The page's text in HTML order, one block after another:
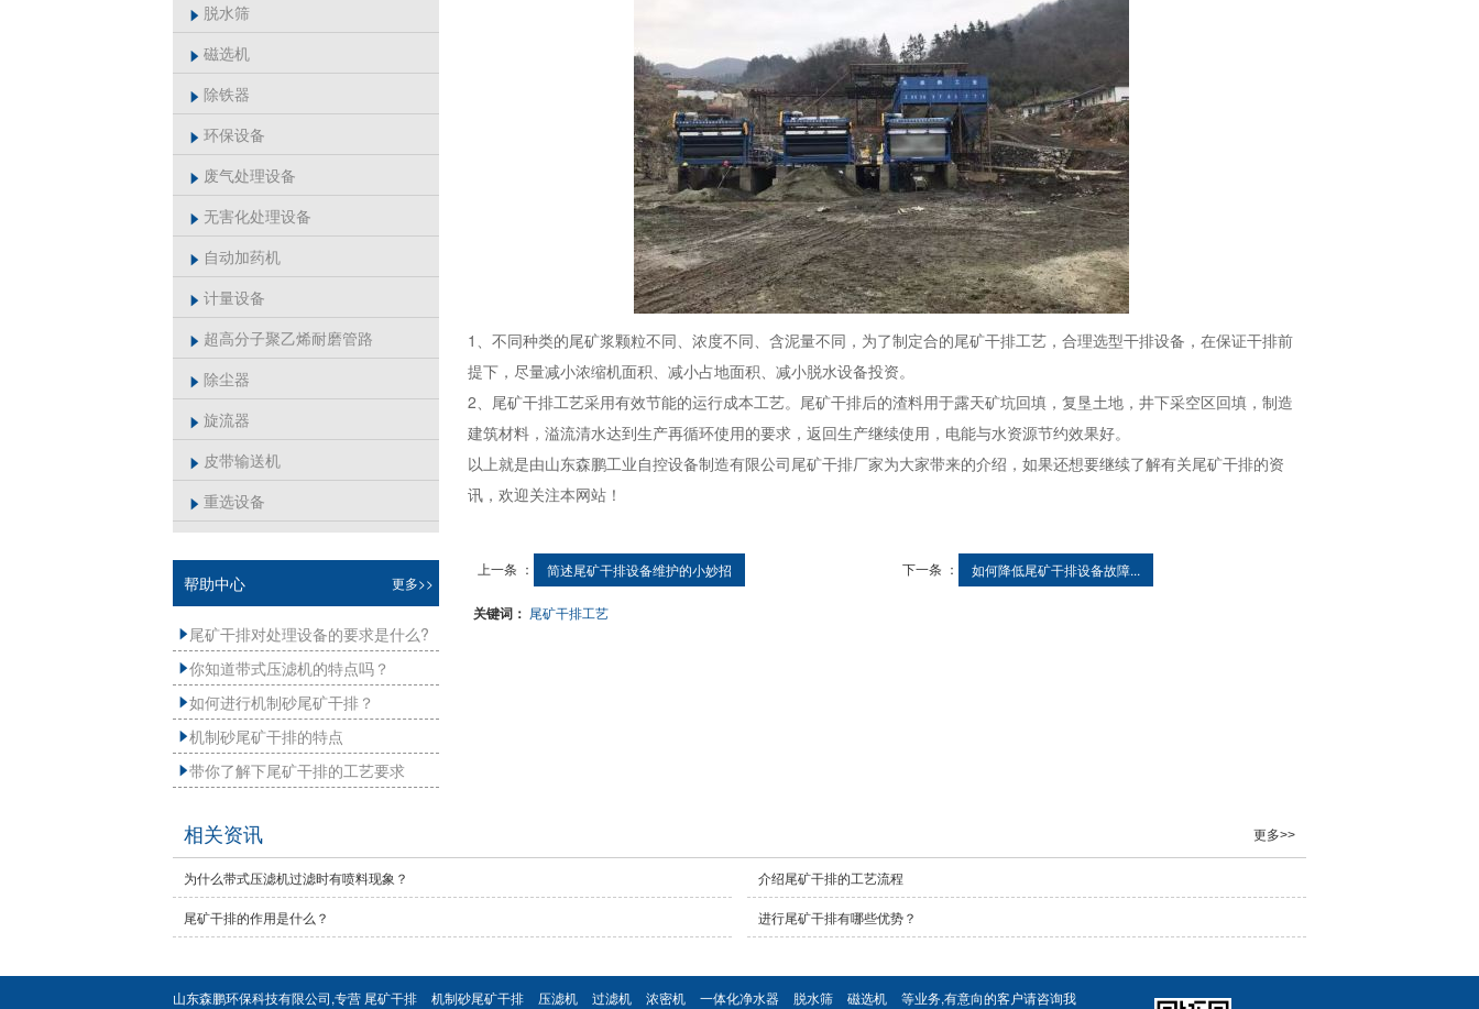
1、不同种类的尾矿浆颗粒不同、浓度不同、含泥量不同，为了制定合的尾矿干排工艺，合理选型干排设备，在保证干排前
提下，尽量减小浓缩机面积、减小占地面积、减小脱水设备投资。
2、尾矿干排工艺采用有效节能的运行成本工艺。尾矿干排后的渣料用于露天矿坑回填，复垦土地，井下采空区回填，制造
建筑材料，溢流清水达到生产再循环使用的要求，返回生产继续使用，电能与水资源节约效果好。
以上就是由山东森鹏工业自控设备制造有限公司尾矿干排厂家为大家带来的介绍，如果还想要继续了解有关尾矿干排的资
讯，欢迎关注本网站！
上一条 ： 简述尾矿干排设备维护的小妙招 下一条 ： 如何降低尾矿干排设备故障...
关键词： 尾矿干排工艺
 脱水筛
 磁选机
 除铁器
 环保设备
 废气处理设备
 无害化处理设备
 自动加药机
 计量设备
 超高分子聚乙烯耐磨管路
 除尘器
 旋流器
 皮带输送机
 重选设备
更多>>
帮助中心
 尾矿干排对处理设备的要求是什么?
 你知道带式压滤机的特点吗？
 如何进行机制砂尾矿干排？
 机制砂尾矿干排的特点
 带你了解下尾矿干排的工艺要求
相关资讯 更多>>
为什么带式压滤机过滤时有喷料现象？ 介绍尾矿干排的工艺流程
尾矿干排的作用是什么？ 进行尾矿干排有哪些优势？
山东森鹏环保科技有限公司,专营 尾矿干排 机制砂尾矿干排 压滤机 过滤机 浓密机 一体化净水器 脱水筛 磁选机 等业务,有意向的客户请咨询我